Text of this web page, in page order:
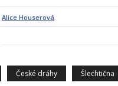
Alice Houserová
České dráhy Šlechtična